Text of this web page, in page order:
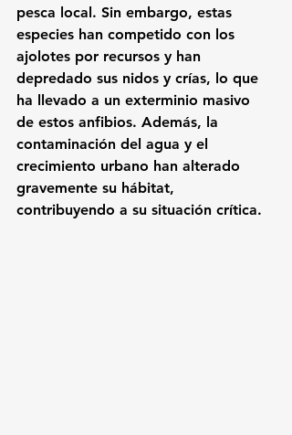
pesca local. Sin embargo, estas
especies han competido con los
ajolotes por recursos y han
depredado sus nidos y crías, lo que
ha llevado a un exterminio masivo
de estos anfibios. Además, la
contaminación del agua y el
crecimiento urbano han alterado
gravemente su hábitat,
contribuyendo a su situación crítica.